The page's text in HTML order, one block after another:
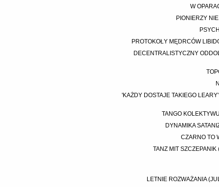
W
PIONIERZY
PROTOKOŁY MĘDRCÓW
DECENTRALISTYCZNY
'KAŻDY DOSTAJE TAKIEGO
TANGO
DYNAMIKA
CZARNO TO
TANZ MIT
LETNIE ROZWAŻANIA